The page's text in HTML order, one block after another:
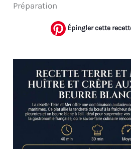
Préparation
Épingler cette